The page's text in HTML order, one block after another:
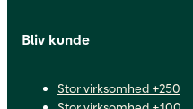
Bliv kunde
Stor virksomhed +250